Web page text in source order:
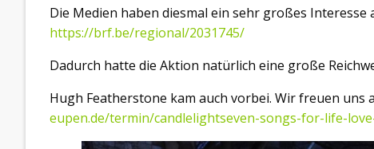
Die Medien haben diesmal ein sehr großes Interesse
https://brf.be/regional/2031745/
Dadurch hatte die Aktion natürlich eine große
Hugh Featherstone kam auch vorbei. Wir freuen uns
eupen.de/termin/candlelightseven-songs-for-life-